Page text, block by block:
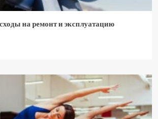
на ремонт и эксплуатацию